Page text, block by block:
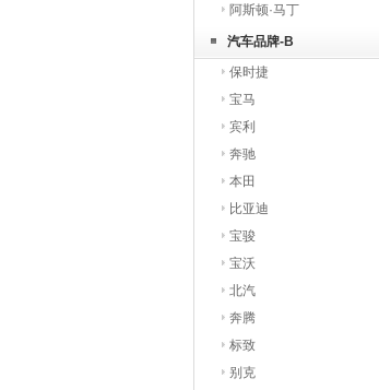
阿斯顿·马丁
汽车品牌-B
保时捷
宝马
宾利
奔驰
本田
比亚迪
宝骏
宝沃
北汽
奔腾
标致
别克